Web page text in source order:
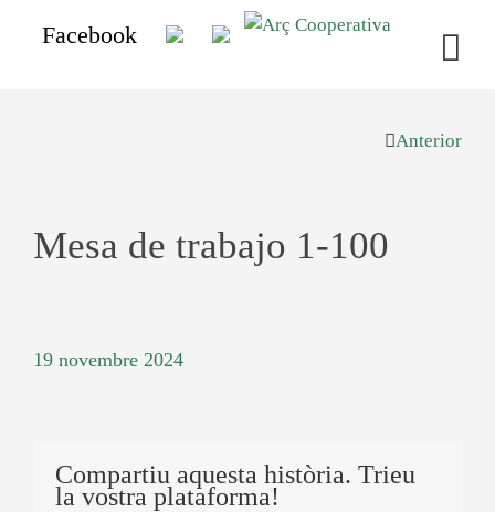
Facebook
Anterior
Mesa de trabajo 1-100
19 novembre 2024
Compartiu aquesta història. Trieu
la vostra plataforma!